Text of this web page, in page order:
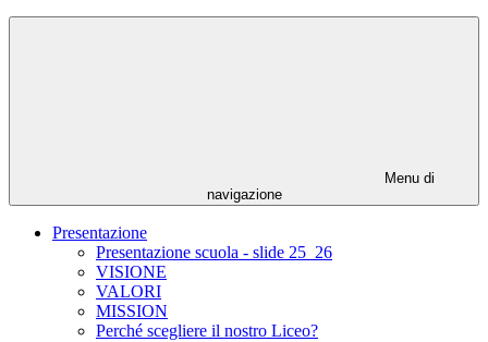
Menu di
navigazione
Presentazione
Presentazione scuola - slide 25_26
VISIONE
VALORI
MISSION
Perché scegliere il nostro Liceo?